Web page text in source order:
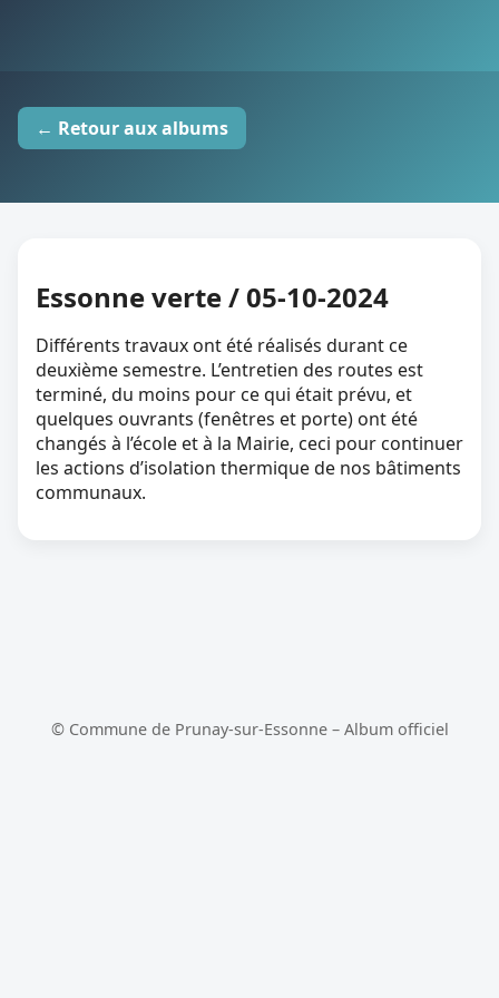
← Retour aux albums
Essonne verte / 05-10-2024
Différents travaux ont été réalisés durant ce
deuxième semestre. L’entretien des routes est
terminé, du moins pour ce qui était prévu, et
quelques ouvrants (fenêtres et porte) ont été
changés à l’école et à la Mairie, ceci pour continuer
les actions d’isolation thermique de nos bâtiments
communaux.
© Commune de Prunay-sur-Essonne – Album officiel